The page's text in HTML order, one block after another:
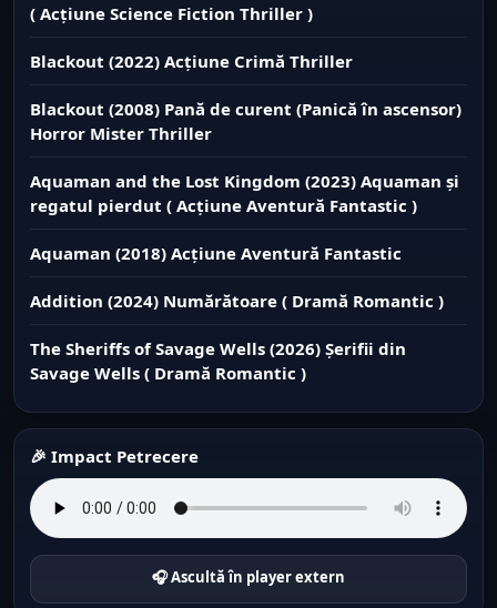
( Acțiune Science Fiction Thriller )
Blackout (2022) Acțiune Crimă Thriller
Blackout (2008) Pană de curent (Panică în ascensor)
Horror Mister Thriller
Aquaman and the Lost Kingdom (2023) Aquaman și
regatul pierdut ( Acțiune Aventură Fantastic )
Aquaman (2018) Acțiune Aventură Fantastic
Addition (2024) Numărătoare ( Dramă Romantic )
The Sheriffs of Savage Wells (2026) Șerifii din
Savage Wells ( Dramă Romantic )
🎉 Impact Petrecere
🎧 Ascultă în player extern